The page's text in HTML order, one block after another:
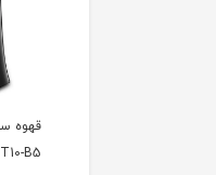
قهوه
B5